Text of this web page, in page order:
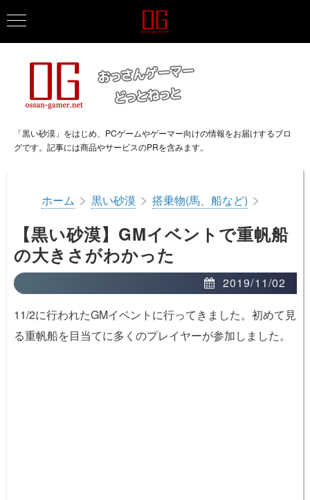
「黒い砂漠」をはじめ、PCゲームやゲーマー向けの情報をお届けするブロ
グです。記事には商品やサービスのPRを含みます。
ホーム > 黒い砂漠 > 搭乗物(馬、船など) >
【黒い砂漠】GMイベントで重帆船
の大きさがわかった
2019/11/02
11/2に行われたGMイベントに行ってきました。初めて見
る重帆船を目当てに多くのプレイヤーが参加しました。